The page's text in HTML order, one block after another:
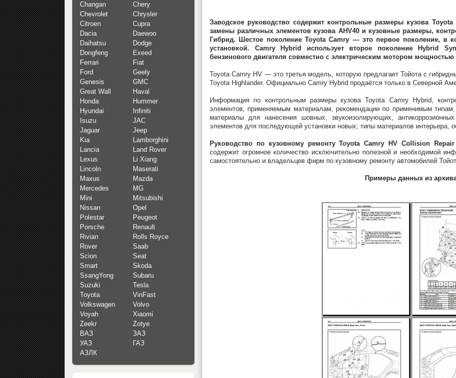
Заводское руководство содержит контрольные размеры кузова
замены различных элементов кузова AHV40 и кузовные размеры,
Гибрид. Шестое поколение Toyota Camry — это первое поколение, в
установкой. Camry Hybrid использует второе поколение Hybrid
бензинового двигателя совместно с электрическим мотором мощностью
Toyota Camry HV — это третья модель, которую предлагает Тойота с
Toyota Highlander. Официально Camry Hybrid продаётся только в Северной
Информация по контрольным размеры кузова Toyota Camry Hybrid,
элементов, применяемым материалам, рекомендации по применимым
материалы для нанесения шовных, звукоизолирующих,
элементов для последующей установки новых; типы материалов интерьера,
Руководство по кузовному ремонту Toyota Camry HV Collision
содержит огромное количество исключительно полезной и необходимой
самостоятельно и владельцев фирм по кузовному ремонту автомобилей
Примеры данных из
Changan
Chery
Chevrolet
Chrysler
Citroen
Cupra
Dacia
Daewoo
Daihatsu
Dodge
Dongfeng
Exeed
Ferrari
Fiat
Ford
Geely
Genesis
GMC
Great Wall
Haval
Honda
Hummer
Hyundai
Infiniti
Isuzu
JAC
Jaguar
Jeep
Kia
Lamborghini
Lancia
Land Rover
Lexus
Li Xiang
Lincoln
Maserati
Maxus
Mazda
Mercedes
MG
Mini
Mitsubishi
Nissan
Opel
Polestar
Peugeot
Porsche
Renault
Rivian
Rolls Royce
Rover
Saab
Scion
Seat
Smart
Skoda
SsangYong
Subaru
Suzuki
Tesla
Toyota
VinFast
Volkswagen
Volvo
Voyah
Xiaomi
Zeekr
Zotye
ВАЗ
ЗАЗ
УАЗ
ГАЗ
АЗЛК